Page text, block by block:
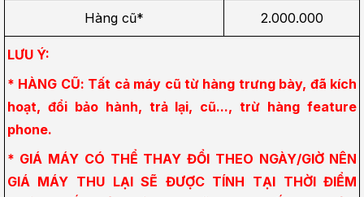
Hàng cũ* 2.000.000
LƯU Ý:
* HÀNG CŨ: Tất cả máy cũ từ hàng trưng bày, đã kích
hoạt, đổi bảo hành, trả lại, cũ..., trừ hàng feature
phone.
* GIÁ MÁY CÓ THỂ THAY ĐỔI THEO NGÀY/GIỜ NÊN
GIÁ MÁY THU LẠI SẼ ĐƯỢC TÍNH TẠI THỜI ĐIỂM